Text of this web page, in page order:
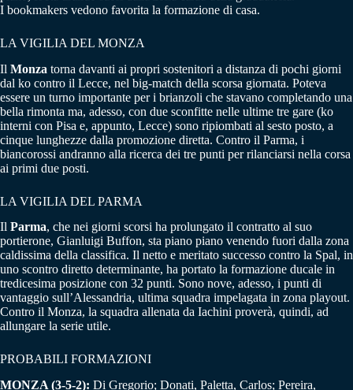
I bookmakers vedono favorita la formazione di casa.
LA VIGILIA DEL MONZA
Il Monza torna davanti ai propri sostenitori a distanza di pochi giorni
dal ko contro il Lecce, nel big-match della scorsa giornata. Poteva
essere un turno importante per i brianzoli che stavano completando una
bella rimonta ma, adesso, con due sconfitte nelle ultime tre gare (ko
interni con Pisa e, appunto, Lecce) sono ripiombati al sesto posto, a
cinque lunghezze dalla promozione diretta. Contro il Parma, i
biancorossi andranno alla ricerca dei tre punti per rilanciarsi nella corsa
ai primi due posti.
LA VIGILIA DEL PARMA
Il Parma, che nei giorni scorsi ha prolungato il contratto al suo
portierone, Gianluigi Buffon, sta piano piano venendo fuori dalla zona
caldissima della classifica. Il netto e meritato successo contro la Spal, in
uno scontro diretto determinante, ha portato la formazione ducale in
tredicesima posizione con 32 punti. Sono nove, adesso, i punti di
vantaggio sull’Alessandria, ultima squadra impelagata in zona playout.
Contro il Monza, la squadra allenata da Iachini proverà, quindi, ad
allungare la serie utile.
PROBABILI FORMAZIONI
MONZA (3-5-2): Di Gregorio; Donati, Paletta, Carlos; Pereira,